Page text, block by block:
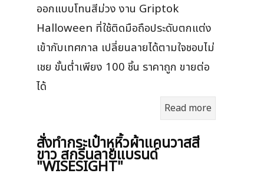
ออกแบบโทนสีม่วง งาน Griptok
Halloween ที่ใช้ติดมือถือประดับตกแต่ง
เข้ากับเทศกาล เปลี่ยนลายได้ตามใจชอบไม่
เชย ขั้นต่ำเพียง 100 ชิ้น ราคาถูก ขายต่อ
ได้
Read more
สั่งทำกระเป๋าหูหิ้วผ้าแคนวาสสี
ขาว สกรีนลายแบรนด์
"WISESIGHT"